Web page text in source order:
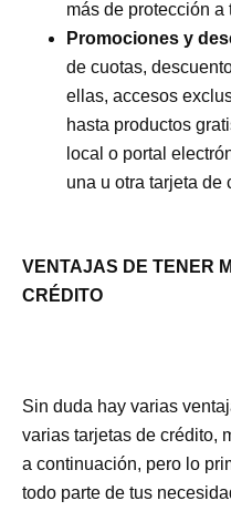
más de protección a
Promociones y
de cuotas,
ellas, accesos
hasta productos
local o portal
una u otra tarjeta de
VENTAJAS DE TENER
CRÉDITO
Sin duda hay varias
varias tarjetas de crédito,
a continuación, pero lo
todo parte de tus